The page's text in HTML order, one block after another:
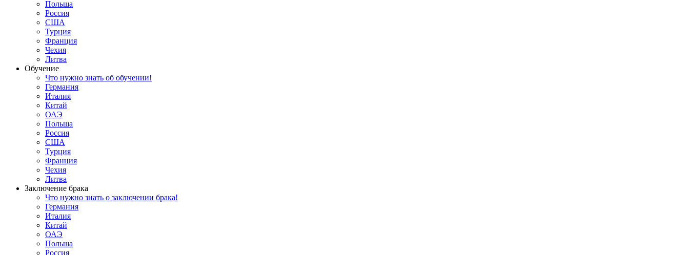
Польша
Россия
США
Турция
Франция
Чехия
Литва
Обучение
Что нужно знать об обучении!
Германия
Италия
Китай
ОАЭ
Польша
Россия
США
Турция
Франция
Чехия
Литва
Заключение брака
Что нужно знать о заключении брака!
Германия
Италия
Китай
ОАЭ
Польша
Россия